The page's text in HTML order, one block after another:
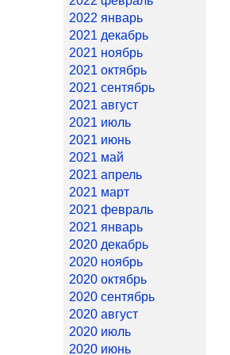
2022 январь
2021 декабрь
2021 ноябрь
2021 октябрь
2021 сентябрь
2021 август
2021 июль
2021 июнь
2021 май
2021 апрель
2021 март
2021 февраль
2021 январь
2020 декабрь
2020 ноябрь
2020 октябрь
2020 сентябрь
2020 август
2020 июль
2020 июнь